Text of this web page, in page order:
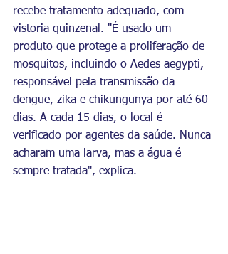
recebe tratamento adequado, com
vistoria quinzenal. "É usado um
produto que protege a proliferação de
mosquitos, incluindo o Aedes aegypti,
responsável pela transmissão da
dengue, zika e chikungunya por até 60
dias. A cada 15 dias, o local é
verificado por agentes da saúde. Nunca
acharam uma larva, mas a água é
sempre tratada", explica.